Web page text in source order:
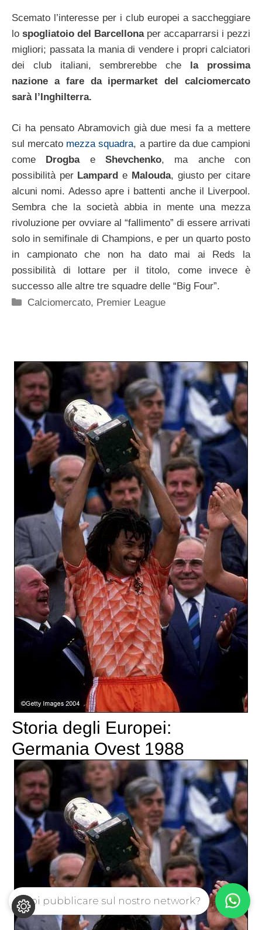
Scemato l’interesse per i club europei a saccheggiare
lo spogliatoio del Barcellona per accaparrarsi i pezzi
migliori; passata la mania di vendere i propri calciatori
dei club italiani, sembrerebbe che la prossima
nazione a fare da ipermarket del calciomercato
sarà l’Inghilterra.
Ci ha pensato Abramovich già due mesi fa a mettere
sul mercato mezza squadra, a partire da due campioni
come Drogba eShevchenko, ma anche con
possibilità per Lamparde Malouda, giusto per citare
alcuni nomi. Adesso apre i battenti anche il Liverpool.
Sembra che la società abbia in mente una mezza
rivoluzione per ovviare al “fallimento” di essere arrivati
solo in semifinale di Champions, e per un quarto posto
in campionato che non ha dato mai ai Reds la
possibilità di lottare per il titolo, come invece è
successo alle altre tre squadre delle “Big Four”.
Categorie
Calciomercato, Premier League
Storia degli Europei:
Germania Ovest 1988
Vuoi pubblicare sul nostro network?